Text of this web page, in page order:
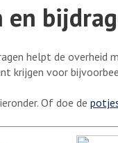
en
helpt de overheid
krijgen voor
Of doe de